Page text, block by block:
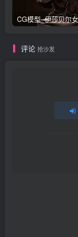
评论 抢沙发